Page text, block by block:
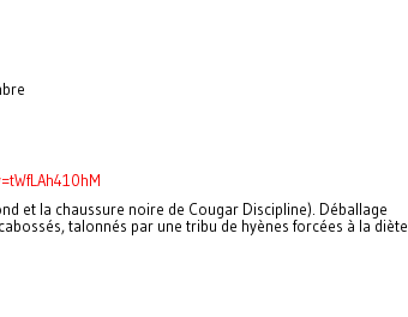
et la chaussure noire de Cougar Discipline). Déballage
talonnés par une tribu de hyènes forcées à la diète